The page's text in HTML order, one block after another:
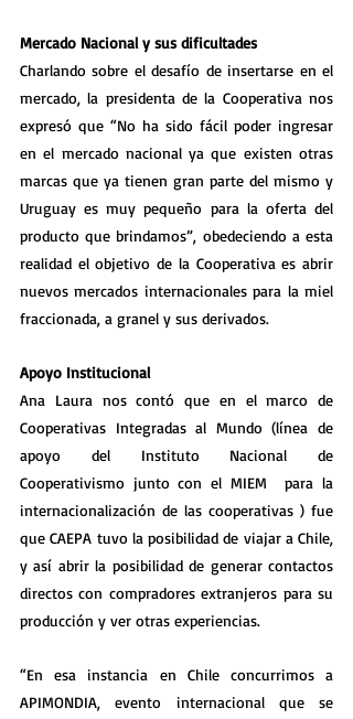
Mercado Nacional y sus dificultades
Charlando sobre el desafío de insertarse en el
mercado, la presidenta de la Cooperativa nos
expresó que “No ha sido fácil poder ingresar
en el mercado nacional ya que existen otras
marcas que ya tienen gran parte del mismo y
Uruguay es muy pequeño para la oferta del
producto que brindamos”, obedeciendo a esta
realidad el objetivo de la Cooperativa es abrir
nuevos mercados internacionales para la miel
fraccionada, a granel y sus derivados.
Apoyo Institucional
Ana Laura nos contó que en el marco de
Cooperativas Integradas al Mundo (línea de
apoyo del Instituto Nacional de
Cooperativismo junto con el MIEM  para la
internacionalización de las cooperativas ) fue
que CAEPA tuvo la posibilidad de viajar a Chile,
y así abrir la posibilidad de generar contactos
directos con compradores extranjeros para su
producción y ver otras experiencias.
“En esa instancia en Chile concurrimos a
APIMONDIA, evento internacional que se